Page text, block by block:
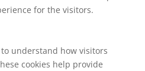
for the visitors.
understand how visitors
cookies help provide